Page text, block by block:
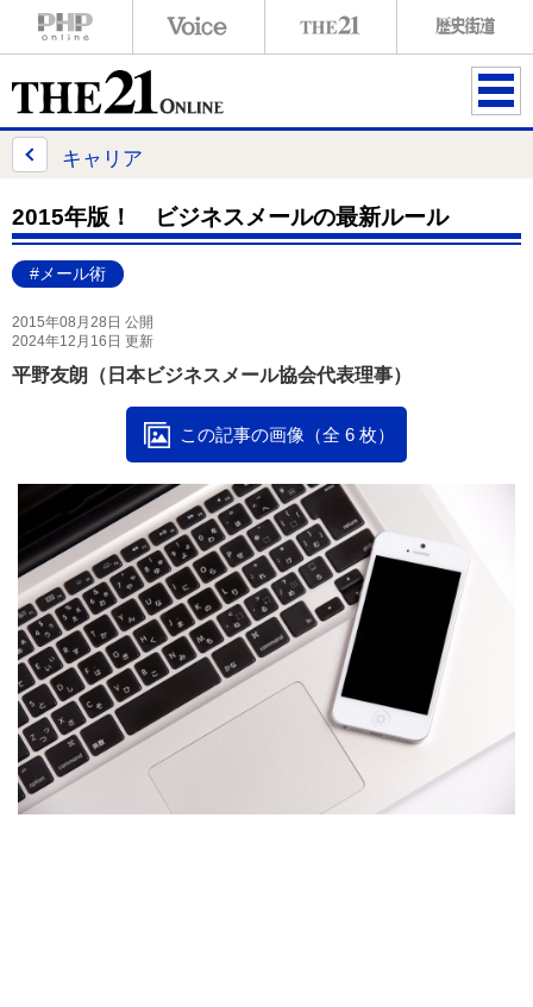
ME
キャリア
2015年版！ ビジネスメールの最新ルール
#メール術
2015年08月28日 公開
2024年12月16日 更新
平野友朗（日本ビジネスメール協会代表理事）
この記事の画像（全 6 枚）